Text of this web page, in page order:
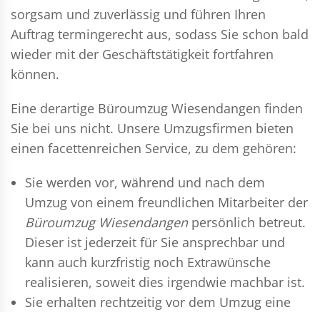
sorgsam und zuverlässig und führen Ihren
Auftrag termingerecht aus, sodass Sie schon bald
wieder mit der Geschäftstätigkeit fortfahren
können.
Eine derartige Büroumzug Wiesendangen finden
Sie bei uns nicht. Unsere Umzugsfirmen bieten
einen facettenreichen Service, zu dem gehören:
Sie werden vor, während und nach dem
Umzug von einem freundlichen Mitarbeiter der
Büroumzug Wiesendangenpersönlich betreut.
Dieser ist jederzeit für Sie ansprechbar und
kann auch kurzfristig noch Extrawünsche
realisieren, soweit dies irgendwie machbar ist.
Sie erhalten rechtzeitig vor dem Umzug eine